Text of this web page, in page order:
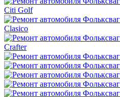
Citi Golf
Clasico
Crafter